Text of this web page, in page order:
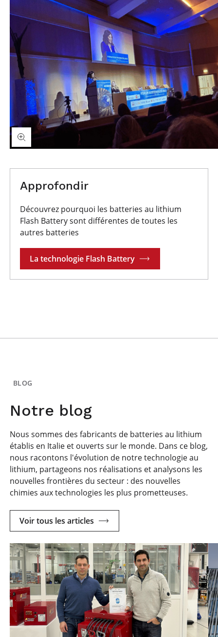
Approfondir
Découvrez pourquoi les batteries au lithium
Flash Battery sont différentes de toutes les
autres batteries
La technologie Flash Battery
BLOG
Notre blog
Nous sommes des fabricants de batteries au lithium
établis en Italie et ouverts sur le monde. Dans ce blog,
nous racontons l'évolution de notre technologie au
lithium, partageons nos réalisations et analysons les
nouvelles frontières du secteur : des nouvelles
chimies aux technologies les plus prometteuses.
Voir tous les articles